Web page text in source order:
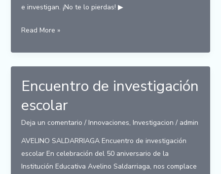
e investigan. ¡No te lo pierdas! ▶
Investigación
en
la
IE
Avelino
Saldarriaga
Read More »
Encuentro de investigación
escolar
Deja un comentario / Innovaciones, Investigacion / admin
AVELINO SALDARRIAGA Encuentro de investigación
escolar En celebración del 50 aniversario de la
Institución Educativa Avelino Saldarriaga, nos complace